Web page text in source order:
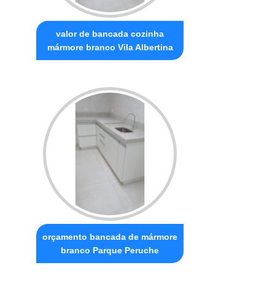
valor de bancada cozinha
mármore branco Vila Albertina
orçamento bancada de mármore
branco Parque Peruche